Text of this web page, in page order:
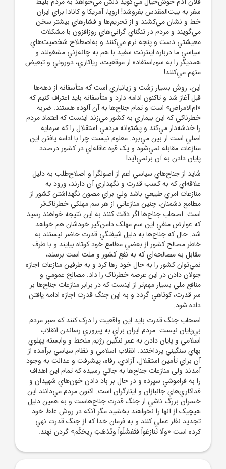
سفر به بيت‌المقدس بفروشد! اروپا، آمريکا و کانادا براي ايران
خط و نشان مي‌کشند و از تحريم‌ها و فشارهاي بيشتر سخن
مي‌گويند و مردم در تنگناي گراني‌هاي روزافزون با مشکلات
معيشتي دست و پنجه نرم مي‌کنند و به‌اصطلاح شخصيت‌هاي
سياسي ما درباره اينترنت سفيد با هم به چانه‌زني مشغولند و
همديگر را به سوء‌استفاده از موقعيت، رياکاري، دوروئي و تبعيض
متهم مي‌کنند!
اين، روش بسيار زشت و زيانباري است که متأسفانه از دهه‌ها
قبل آغاز شد و تاکنون ادامه دارد و متأسفانه بايد اعتراف کنيم که
«ام‌‌الامراض» است و تمام جناح‌ها به آن آلوده هستند. ضربه
خطرناکي که اين بيماري به کشور مي‌زند اينست که اعتماد مردم
را خدشه‌دار مي‌کند و پشتوانه مردمي استقلال را که سرمايه
اصلي است از بين مي‌برد. معلوم نيست چرا با ادامه يافتن اين
منازعات مقابله نمي‌شود و يک قوه عاقله‌اي در کشور درصدد
پايان دادن به آن برنمي‌آيد!
شايد از جناح‌هاي سياسي اعم از اصولگرا و اصلاح‌طلب به دليل
علاقه‌اي که به کسب قدرت و نگهداري آن دارند، ورود به
منازعات امري طبيعي باشد ولي براي مصون نگهداشتن کشور از
مطامع دشمنان، چنين منازعاتي از هر سم مهلکي خطرناک‌تر
است. اصحاب جناح‌ها اگر دقت کنند به اين نتيجه خواهند رسيد
که عوارض منفي اين سم مهلک دامن‌گير خودشان هم خواهد
شد. حال که جناح‌ها به دليل شيفتگي قدرت حاضر نيستند به
خاطر مصالح کشور از بعضي مطامع خود کوتاه بيايند و با طرف
مقابل به مصالحه‌اي که به نفع کشور و ملت است برسند،
نمي‌توان کشور را به حال خود رها کرد و به طرفين منازعات اجازه
جولان دادن در اين عرصه خطرناک را داد. مصالح عمومي و
منافع ملي بسيار مهم‌تر از اينست که در برابر منازعات جناح‌ها بر
سر قدرت، کوتاهي گردد و به اين جنگ قدرت اجازه ادامه يافتن
داده شود.
اصحاب جنگ قدرت بايد اين واقعيت را درک کنند که صبر مردم
بي‌پايان نيست. مردم ايران براي به پيروزي رساندن انقلاب
اسلامي و پايان دادن به عمر ننگين رژيم منحط و وابسته پهلوي
بهاي سنگيني پرداختند. انقلاب اسلامي و نظام سياسي برآمده از
آن براي تأمين استقلال، آزادي، رفاه، پيشرفت و عدالت به وجود
آمدند ولی منازعات جناح‌ها به جائي رسيده که تمام اين اهداف
را به فراموشي سپرده و در حال بر باد دادن خون‌هاي شهيدان و
فداکاري‌هاي جانبازان و ايثارگران است. اکنون مردم مي‌دانند اين
خسران بزرگ ناشي از جنگ قدرت جناح‌هاست و به همين دليل
هيچيک از آنها را نخواهند بخشيد مگر آنکه در روش غلط خود
تجديد نظر عملي کنند و به فرمان خدا که از جنگ قدرت نهي
کرده است «وَلَا تَنَازَعُواْ فَتَفشَلُواْ وَتَذهَبَ رِيحُكُم» گردن نهند.